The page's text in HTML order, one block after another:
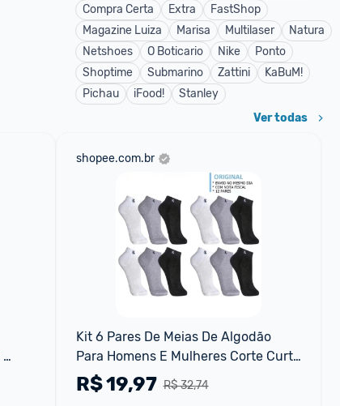
Compra Certa
Extra
FastShop
Magazine Luiza
Marisa Multilaser
Natura
Netshoes
O Boticario Nike
Ponto
Shoptime
Submarino Zattini
KaBuM!
Pichau
iFood! Stanley
Ver todas
shopee.com.br
Kit 6 Pares De Meias De Algodão
Para Homens E Mulheres Corte Curto
Confortável Preto \ Branco Cinza
Meia
R$ 32,74
R$19,97